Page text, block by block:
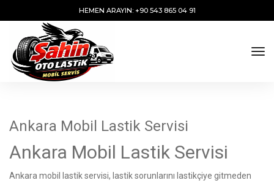
HEMEN ARAYIN: +90 543 865 04 91
Ankara Mobil Lastik Servisi
Ankara Mobil Lastik Servisi
Ankara mobil lastik servisi, lastik sorunlarını lastikçiye gitmeden